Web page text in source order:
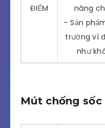
ĐIỂM
năng
– Sản
trường vì
như
Mút chống sốc